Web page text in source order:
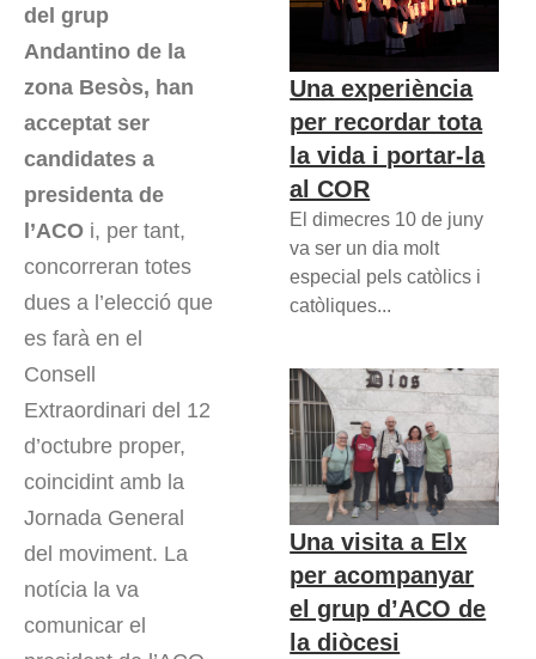
del grup
Andantino de la
zona Besòs, han
acceptat ser
candidates a
presidenta de
l’ACO i, per tant,
concorreran totes
dues a l’elecció que
es farà en el
Consell
Extraordinari del 12
d’octubre proper,
coincidint amb la
Jornada General
del moviment. La
notícia la va
comunicar el
Una experiència
per recordar tota
la vida i portar-la
al COR
El dimecres 10 de juny
va ser un dia molt
especial pels catòlics i
catòliques...
Una visita a Elx
per acompanyar
el grup d’ACO de
la diòcesi